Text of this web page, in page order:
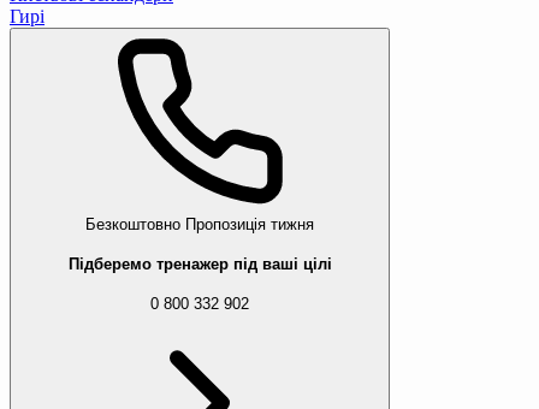
Гирі
Безкоштовно Пропозиція тижня
Підберемо тренажер під ваші цілі
0 800 332 902